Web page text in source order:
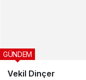
Vekil Dinçer
GÜNDEM